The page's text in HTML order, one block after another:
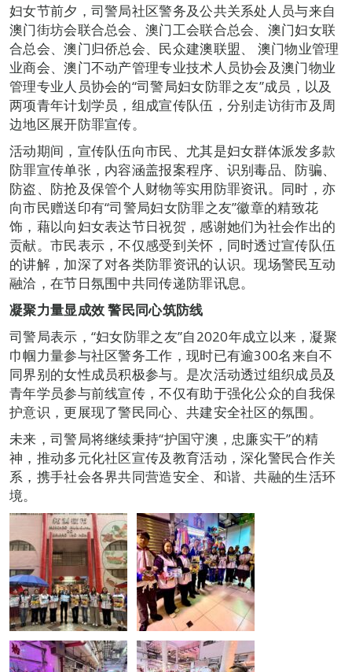
妇女节前夕，司警局社区警务及公共关系处人员与来自
澳门街坊会联合总会、澳门工会联合总会、澳门妇女联
合总会、澳门归侨总会、民众建澳联盟、 澳门物业管理
业商会、澳门不动产管理专业技术人员协会及澳门物业
管理专业人员协会的“司警局妇女防罪之友”成员，以及
两项青年计划学员，组成宣传队伍，分别走访街市及周
边地区展开防罪宣传。
活动期间，宣传队伍向市民、尤其是妇女群体派发多款
防罪宣传单张，内容涵盖报案程序、识别毒品、防骗、
防盗、防抢及保管个人财物等实用防罪资讯。同时，亦
向市民赠送印有“司警局妇女防罪之友”徽章的精致花
饰，藉以向妇女表达节日祝贺，感谢她们为社会作出的
贡献。市民表示，不仅感受到关怀，同时透过宣传队伍
的讲解，加深了对各类防罪资讯的认识。现场警民互动
融洽，在节日氛围中共同传递防罪讯息。
凝聚力量显成效警民同心筑防线
司警局表示，“妇女防罪之友”自2020年成立以来，凝聚
巾帼力量参与社区警务工作，现时已有逾300名来自不
同界别的女性成员积极参与。是次活动透过组织成员及
青年学员参与前线宣传，不仅有助于强化公众的自我保
护意识，更展现了警民同心、共建安全社区的氛围。
未来，司警局将继续秉持“护国守澳，忠廉实干”的精
神，推动多元化社区宣传及教育活动，深化警民合作关
系，携手社会各界共同营造安全、和谐、共融的生活环
境。